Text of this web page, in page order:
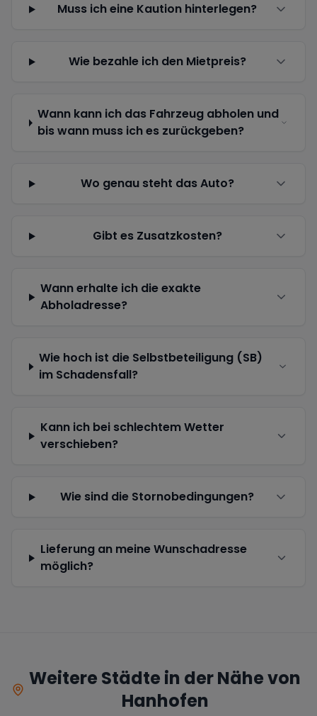
Muss ich eine Kaution hinterlegen?
Wie bezahle ich den Mietpreis?
Wann kann ich das Fahrzeug abholen und
bis wann muss ich es zurückgeben?
Wo genau steht das Auto?
Gibt es Zusatzkosten?
Wann erhalte ich die exakte
Abholadresse?
Wie hoch ist die Selbstbeteiligung (SB)
im Schadensfall?
Kann ich bei schlechtem Wetter
verschieben?
Wie sind die Stornobedingungen?
Lieferung an meine Wunschadresse
möglich?
Weitere Städte in der Nähe von
Hanhofen